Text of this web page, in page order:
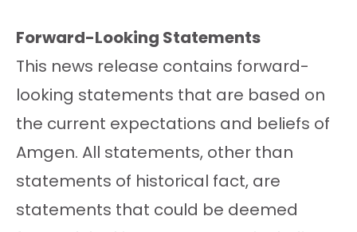
Forward-Looking Statements
This news release contains forward-
looking statements that are based on
the current expectations and beliefs of
Amgen. All statements, other than
statements of historical fact, are
statements that could be deemed